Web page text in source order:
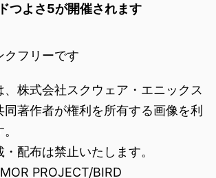
ドつよさ5が開催されます
クフリーです
、株式会社スクウェア・エニックス
同著作者が権利を所有する画像を利
配布は禁止いたします。
PROJECT/BIRD